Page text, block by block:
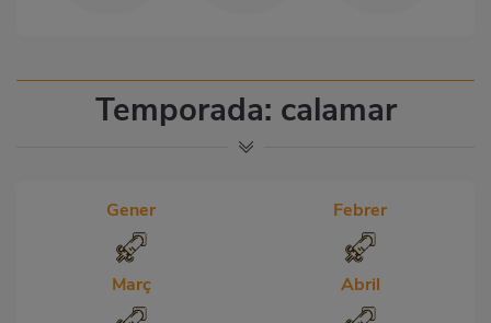
Temporada: calamar
Gener Febrer
Març Abril